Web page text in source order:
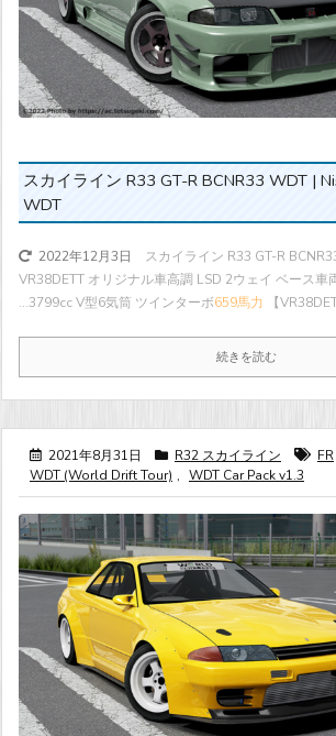
スカイライン R33 GT-R BCNR33 WDT |
WDT
2022年12月3日
スカイライン R33 GT-R
VR38DETT オリジナル車高調 LSD 2ウェイ ベース車
...3799cc V型6気筒 ツインターボ659馬力 【
続きを読む
2021年8月31日 R32 スカイライン FR
WDT (World Drift Tour) , WDT Car Pack v1.3